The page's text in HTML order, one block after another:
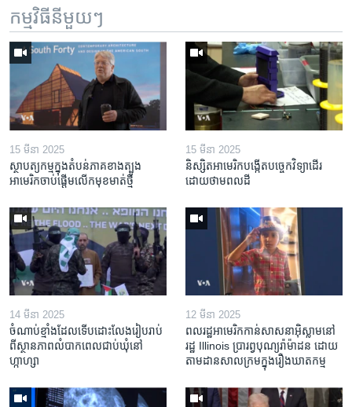
កម្មវិធី​នីមួយៗ
15 មីនា 2025
ស្ថាបត្យកម្ម​ក្នុង​តំបន់​ភាគ​ខាង​ត្បូង​
អាមេរិក​ចាប់ផ្តើម​លើក​មុខមាត់​ថ្មី
15 មីនា 2025
និស្សិត​អាមេរិក​បង្កើត​បច្ចេកវិទ្យា​ដើរ​
ដោយ​ថាមពល​ដី
14 មីនា 2025
ចំណាប់ខ្មាំង​ដែល​ទើប​ដោះលែង​រៀបរាប់​
ពី​ស្ថានភាព​​លំបាក​ពេល​ជាប់​ឃុំ​នៅ​
ហ្កាហ្សា
12 មីនា 2025
ពលរដ្ឋអាមេរិក​កាន់សាសនា​អ៊ិស្លាម​នៅ
រដ្ឋ Illinois ​ប្រារព្វបុណ្យរ៉ាម៉ាដន ​ដោយ​
តាម​ដាន​​សាលក្រមក្នុងរឿងឃាតកម្ម